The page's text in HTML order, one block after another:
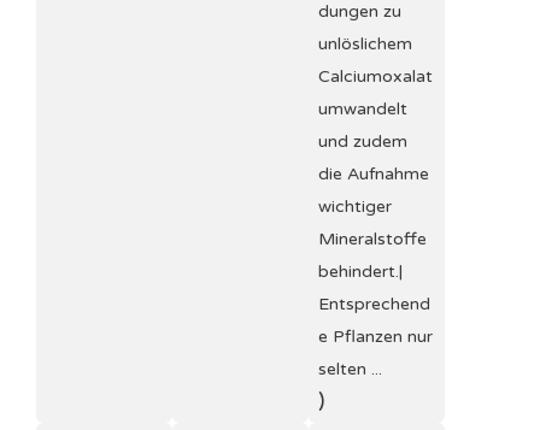
dungen zu
unlöslichem
Calciumoxalat
umwandelt
und zudem
die Aufnahme
wichtiger
Mineralstoffe
behindert.|
Entsprechend
e Pflanzen nur
selten ...
)